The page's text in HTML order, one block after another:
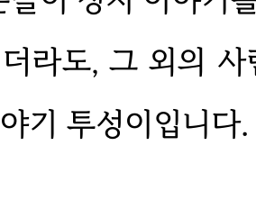
라도, 그 외의
기 투성이입니다.